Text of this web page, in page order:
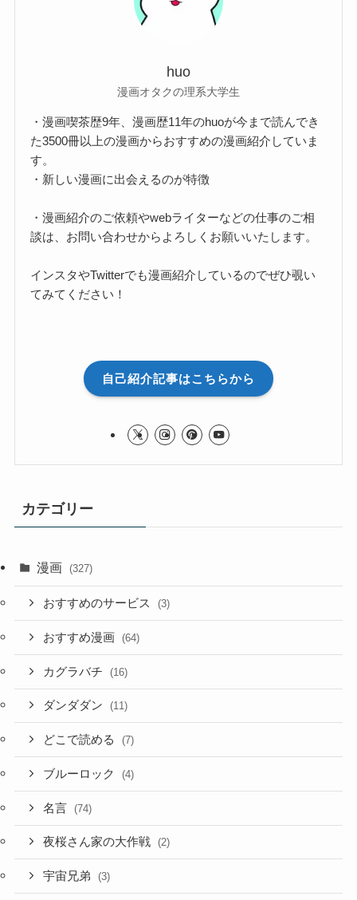
huo
漫画オタクの理系大学生
・漫画喫茶歴9年、漫画歴11年のhuoが今まで読んでき
た3500冊以上の漫画からおすすめの漫画紹介していま
す。
・新しい漫画に出会えるのが特徴
・漫画紹介のご依頼やwebライターなどの仕事のご相
談は、お問い合わせからよろしくお願いいたします。
インスタやTwitterでも漫画紹介しているのでぜひ覗い
てみてください！
自己紹介記事はこちらから
カテゴリー
漫画 (327)
おすすめのサービス (3)
おすすめ漫画 (64)
カグラバチ (16)
ダンダダン (11)
どこで読める (7)
ブルーロック (4)
名言 (74)
夜桜さん家の大作戦 (2)
宇宙兄弟 (3)